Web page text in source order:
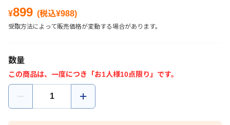
¥899 (税込¥988)
受取方法によって販売価格が変動する場合があります。
数量
この商品は、一度につき「お1人様10点限り」です。